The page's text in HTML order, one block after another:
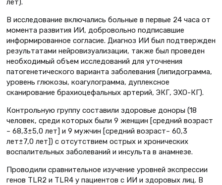
лет).
В исследование включались больные в первые 24 часа от
момента развития ИИ, добровольно подписавшие
информированное согласие. Диагноз ИИ был подтвержден
результатами нейровизуализации, также был проведен
необходимый объем исследований для уточнения
патогенетического варианта заболевания (липидограмма,
уровень глюкозы, коагулограмма, дуплексное
сканирование брахиоцефальных артерий, ЭКГ, ЭХО-КГ).
Контрольную группу составили здоровые доноры (18
человек, среди которых были 9 женщин [средний возраст
– 68,3±5,0 лет] и 9 мужчин [средний возраст– 60,3
лет±7,0 лет]) с отсутствием острых и хронических
воспалительных заболеваний и инсульта в анамнезе.
Проводили сравнительное изучение уровней экспрессии
генов TLR2 и TLR4 у пациентов с ИИ и здоровых лиц. В